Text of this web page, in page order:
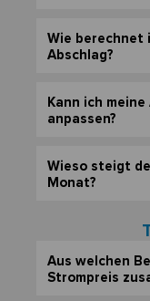
Wie berechnet
Abschlag?
Kann ich
anpassen?
Wieso steigt
Monat?
Aus welchen
Strompreis